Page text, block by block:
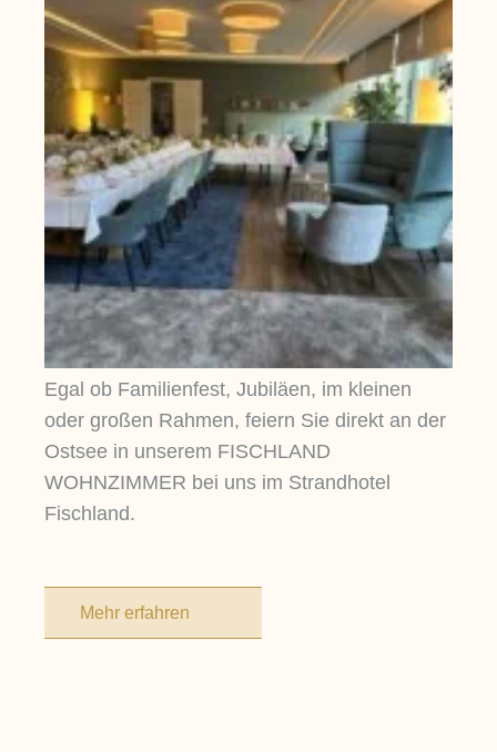
Egal ob Familienfest, Jubiläen, im kleinen
oder großen Rahmen, feiern Sie direkt an der
Ostsee in unserem FISCHLAND
WOHNZIMMER bei uns im Strandhotel
Fischland.
Mehr erfahren